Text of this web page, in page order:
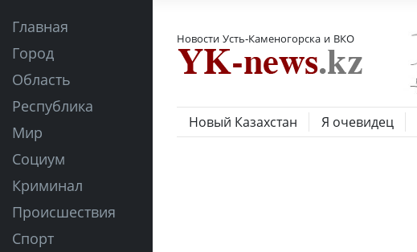
Главная
Город
Область
Республика
Мир
Социум
Криминал
Происшествия
Спорт
Новости Усть-Каменогорска и ВКО
Новый Казахстан Я очевидец